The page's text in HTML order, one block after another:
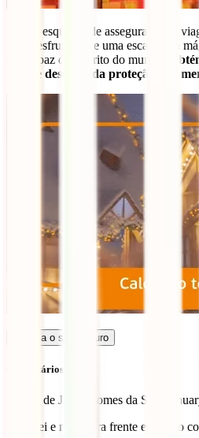
Não te esqueças de assegurar a tua
para desfrutares de uma escapadela
maior paz de espírito do mundo.
IATI e desfruta da proteção que
Calcula o seu seguro
Comentários (1)
Marisa de Jesus Gomes da Silva
Eu amei e mais.para frente eu quero